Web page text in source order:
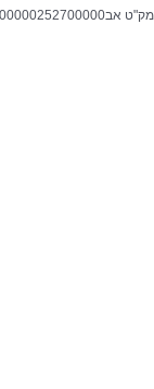
אב000000000000252700000